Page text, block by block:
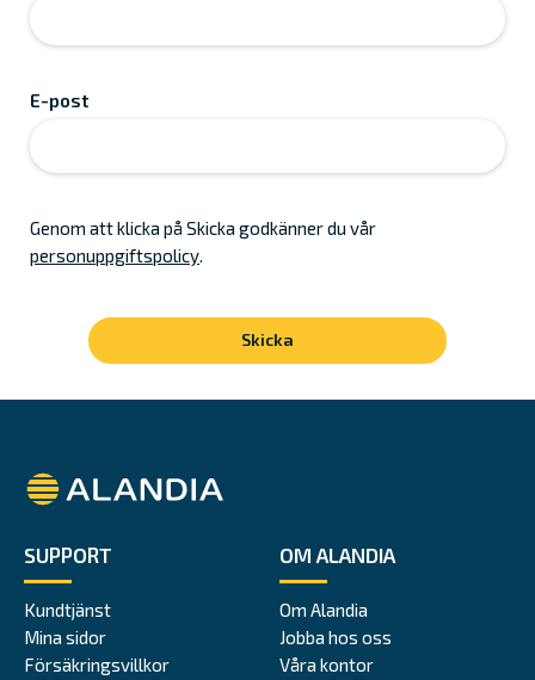
E-post
Genom att klicka på Skicka godkänner du vår
personuppgiftspolicy.
Alandia
SUPPORT
Kundtjänst
Mina sidor
Försäkringsvillkor
OM ALANDIA
Om Alandia
Jobba hos oss
Våra kontor